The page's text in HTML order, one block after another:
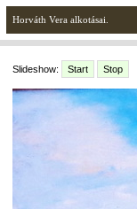
Horváth Vera alkotásai.
Slideshow: Start Stop